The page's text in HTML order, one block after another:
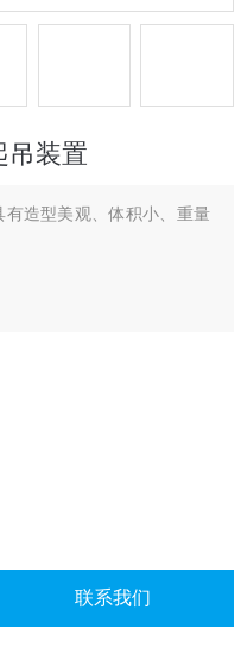
吊装置
有造型美观、体积小、重量
联系我们